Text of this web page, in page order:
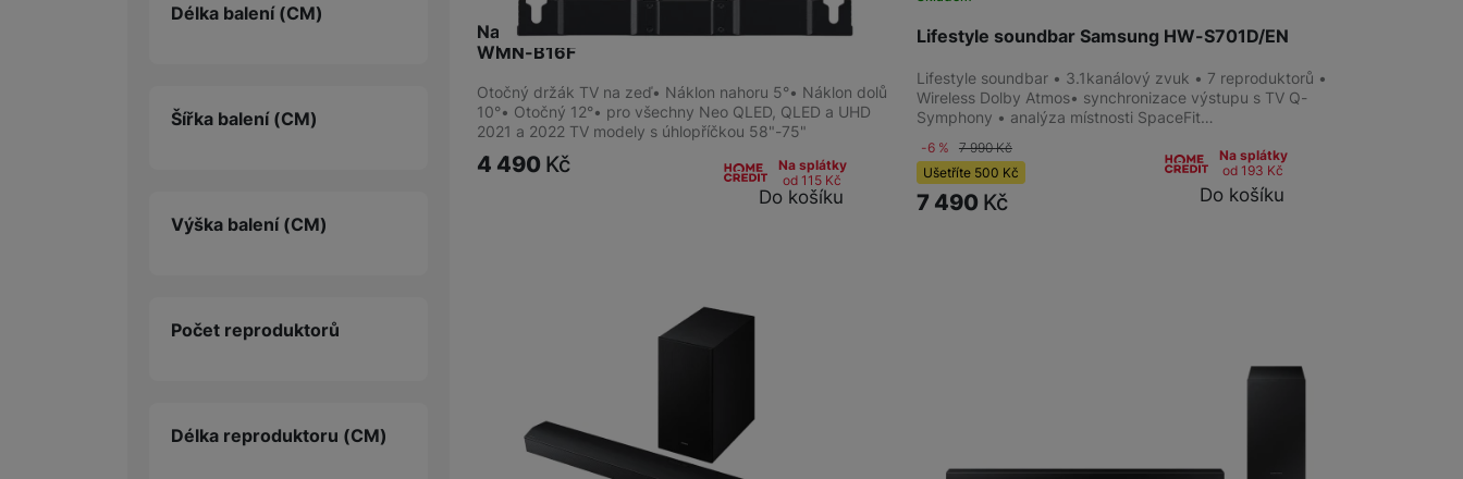
Délka balení (CM)
Šířka balení (CM)
Výška balení (CM)
Počet reproduktorů
Délka reproduktoru (CM)
Naklápěcí držák TV na zeď 48"-75" Samsung
WMN-B16F
Otočný držák TV na zeď• Náklon nahoru 5°• Náklon dolů
10°• Otočný 12°• pro všechny Neo QLED, QLED a UHD
2021 a 2022 TV modely s úhlopříčkou 58"-75"
4 490 Kč
Na splátky
od 115 Kč
Do košíku
Lifestyle soundbar Samsung HW-S701D/EN
Lifestyle soundbar • 3.1kanálový zvuk • 7 reproduktorů •
Wireless Dolby Atmos• synchronizace výstupu s TV Q-
Symphony • analýza místnosti SpaceFit…
-6 % 7 990Kč
Ušetříte 500 Kč
7 490 Kč
Na splátky
od 193 Kč
Do košíku